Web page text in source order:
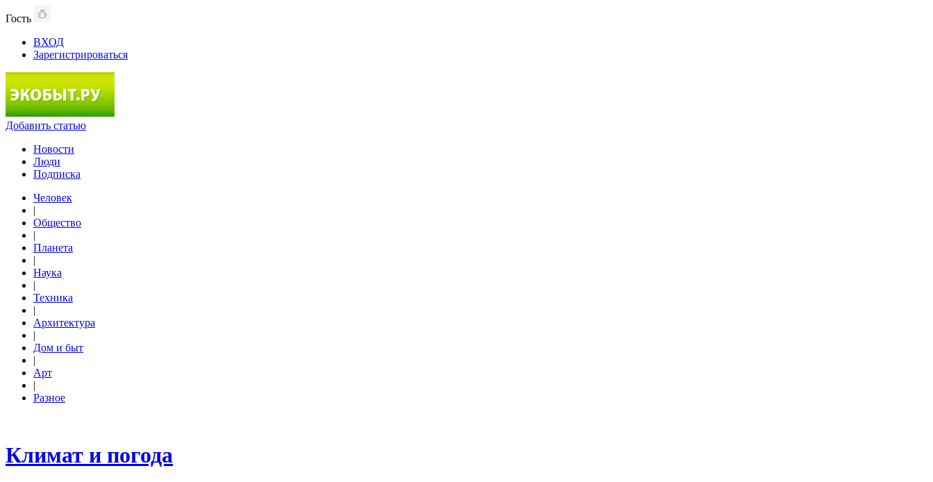
Гость
ВХОД
Зарегистрироваться
Добавить статью
Новости
Люди
Подписка
Человек
|
Общество
|
Планета
|
Наука
|
Техника
|
Архитектура
|
Дом и быт
|
Арт
|
Разное
Климат и погода